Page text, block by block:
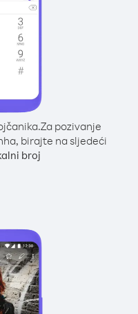
Za pozivanje
birajte na sljedeći
broj